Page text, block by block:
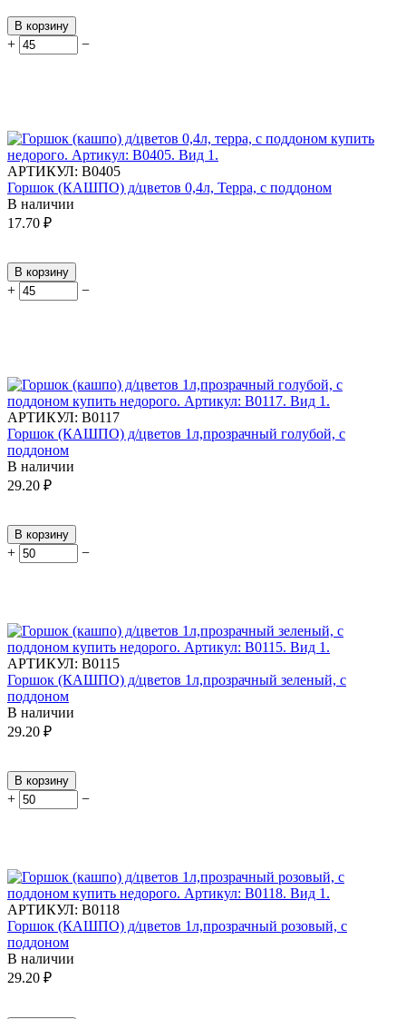
В корзину
+ −
АРТИКУЛ: В0405
Горшок (КАШПО) д/цветов 0,4л, Терра, с поддоном
В наличии
17.70 ₽
В корзину
+ −
АРТИКУЛ: В0117
Горшок (КАШПО) д/цветов 1л,прозрачный голубой, с
поддоном
В наличии
29.20 ₽
В корзину
+ −
АРТИКУЛ: В0115
Горшок (КАШПО) д/цветов 1л,прозрачный зеленый, с
поддоном
В наличии
29.20 ₽
В корзину
+ −
АРТИКУЛ: В0118
Горшок (КАШПО) д/цветов 1л,прозрачный розовый, с
поддоном
В наличии
29.20 ₽